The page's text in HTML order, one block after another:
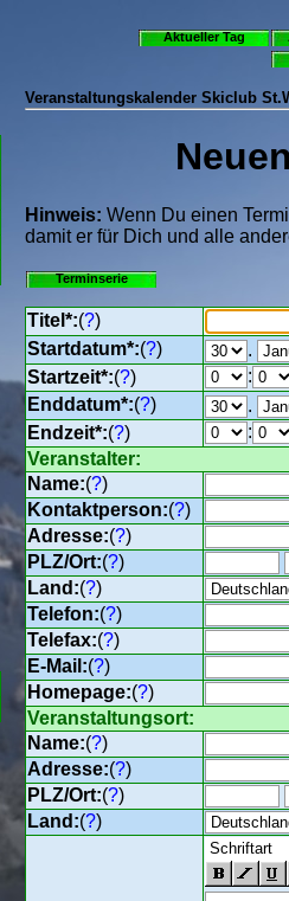
Aktueller Tag
Veranstaltungskalender Skiclub
Hinweis: Wenn Du einen
damit er für Dich und alle
Terminserie
Titel*:(?)
Startdatum*:(?)
.
Startzeit*:(?)
:
Enddatum*:(?)
.
Endzeit*:(?)
:
Veranstalter:
Name:(?)
Kontaktperson:(?)
Adresse:(?)
PLZ/Ort:(?)
Land:(?)
Telefon:(?)
Telefax:(?)
E-Mail:(?)
Homepage:(?)
Veranstaltungsort:
Name:(?)
Adresse:(?)
PLZ/Ort:(?)
Land:(?)